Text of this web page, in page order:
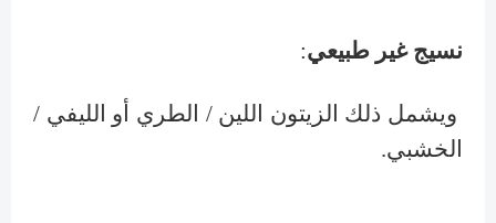
نسيج غير طبيعي:
ويشمل ذلك الزيتون اللين / الطري أو الليفي /
الخشبي.